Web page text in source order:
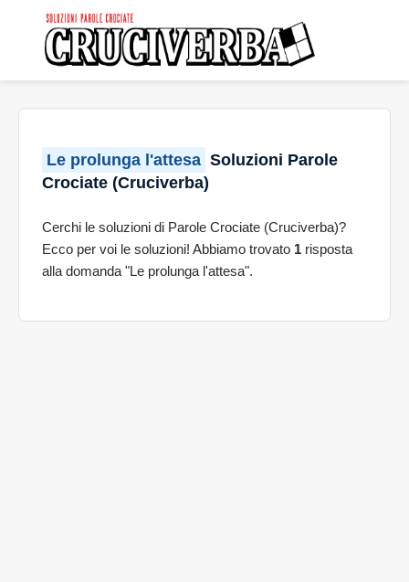
Le prolunga l'attesa Soluzioni Parole
Crociate (Cruciverba)
Cerchi le soluzioni di Parole Crociate (Cruciverba)?
Ecco per voi le soluzioni! Abbiamo trovato 1 risposta
alla domanda "Le prolunga l'attesa".